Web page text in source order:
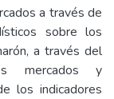
a través de
sobre los
a través del
mercados y
los indicadores